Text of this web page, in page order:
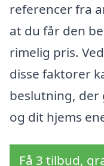
referencer fra
at du får den
rimelig pris.
disse faktorer
beslutning, der
og dit hjems
Få 3 tilbud,